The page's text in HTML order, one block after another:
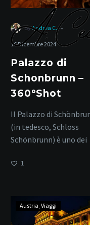
ByAndrea C. -
16 Dicembre 2024
Palazzo di
Schonbrunn –
360°Shot
Il Palazzo di
(in tedesco, Schloss
Schönbrunn) è uno dei
di Vienna, in Austria….
1
Vienna
Austria Viaggi